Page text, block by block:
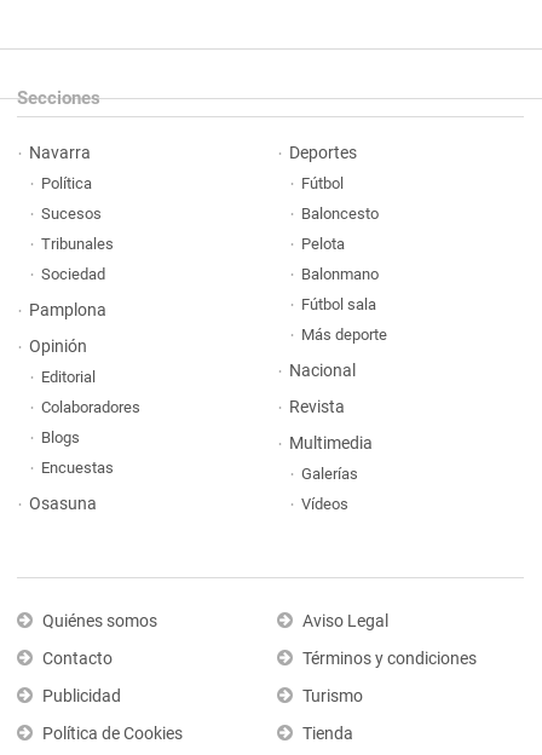
Secciones
Navarra
Política
Sucesos
Tribunales
Sociedad
Pamplona
Opinión
Editorial
Colaboradores
Blogs
Encuestas
Osasuna
Deportes
Fútbol
Baloncesto
Pelota
Balonmano
Fútbol sala
Más deporte
Nacional
Revista
Multimedia
Galerías
Vídeos
Quiénes somos
Contacto
Publicidad
Política de Cookies
Aviso Legal
Términos y condiciones
Turismo
Tienda